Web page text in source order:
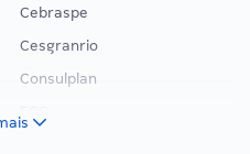
Cebraspe
Cesgranrio
Consulplan